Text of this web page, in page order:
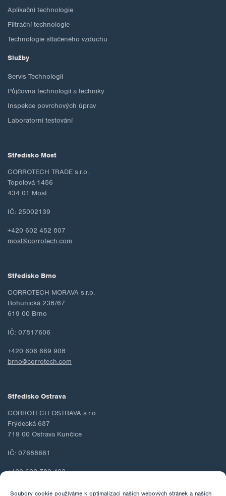
Soubory cookie používáme k optimalizaci našich webových stránek a našich
Aplikační technologie
Filtrační technologie
Technologie stlačeného vzduchu
Služby
Servis Technologií
Půjčovna technologií a techniky
Inspekce povrchových úprav
Laboratorní testování
Středisko Most
CORROTECH TRADE s.r.o.
Topolová 1456
434 01 Most
IČ: 25002139
+420 602 452 807
most@corrotech.com
Středisko Brno
CORROTECH MORAVA s.r.o.
Bohunická 238/67
619 00 Brno
IČ: 07817606
+420 606 669 908
brno@corrotech.com
Středisko Ostrava
CORROTECH OSTRAVA s.r.o.
Frýdecká 687
719 00 Ostrava Kunčice
IČ: 07688661
+420 602 789 403